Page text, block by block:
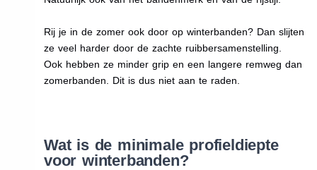
Rij je in de zomer ook door op winterbanden? Dan slijten
ze veel harder door de zachte ruibbersamenstelling.
Ook hebben ze minder grip en een langere remweg dan
zomerbanden. Dit is dus niet aan te raden.
Wat is de minimale profieldiepte
voor winterbanden?